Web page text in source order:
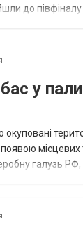
до
у
місцевих
галузь РФ,